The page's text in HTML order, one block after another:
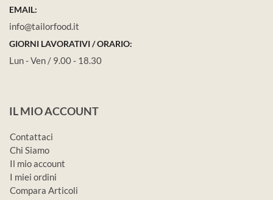
EMAIL:
info@tailorfood.it
GIORNI LAVORATIVI / ORARIO:
Lun - Ven / 9.00 - 18.30
IL MIO ACCOUNT
Contattaci
Chi Siamo
Il mio account
I miei ordini
Compara Articoli